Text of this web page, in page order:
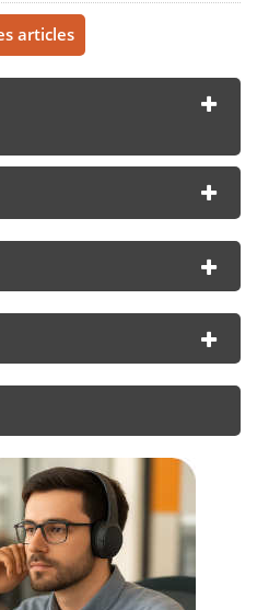
articles